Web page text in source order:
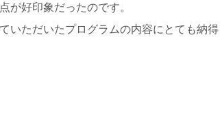
が好印象だったのです。
いただいたプログラムの内容にとても納